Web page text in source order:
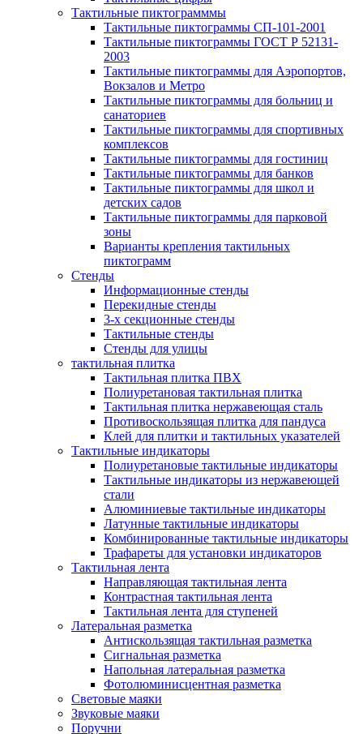
Тактильные пиктограмммы
Тактильные пиктограммы СП-101-2001
Тактильные пиктограммы ГОСТ Р 52131-
2003
Тактильные пиктограммы для Аэропортов,
Вокзалов и Метро
Тактильные пиктограммы для больниц и
санаториев
Тактильные пиктограммы для спортивных
комплексов
Тактильные пиктограммы для гостиниц
Тактильные пиктограммы для банков
Тактильные пиктограммы для школ и
детских садов
Тактильные пиктограммы для парковой
зоны
Варианты крепления тактильных
пиктограмм
Стенды
Информационные стенды
Перекидные стенды
3-х секционные стенды
Тактильные стенды
Стенды для улицы
тактильная плитка
Тактильная плитка ПВХ
Полиуретановая тактильная плитка
Тактильная плитка нержавеющая сталь
Противоскользящая плитка для пандуса
Клей для плитки и тактильных указателей
Тактильные индикаторы
Полиуретановые тактильные индикаторы
Тактильные индикаторы из нержавеющей
стали
Алюминиевые тактильные индикаторы
Латунные тактильные индикаторы
Комбинированные тактильные индикаторы
Трафареты для установки индикаторов
Тактильная лента
Направляющая тактильная лента
Контрастная тактильная лента
Тактильная лента для ступеней
Латеральная разметка
Антискользящая тактильная разметка
Сигнальная разметка
Напольная латеральная разметка
Фотолюминисцентная разметка
Световые маяки
Звуковые маяки
Поручни